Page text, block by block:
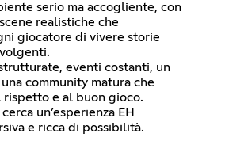
serio ma accogliente, con
realistiche che
giocatore di vivere storie
eventi costanti, un
community matura che
rispetto e al buon gioco.
un’esperienza EH
e ricca di possibilità.